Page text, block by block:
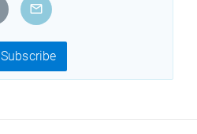
Subscribe